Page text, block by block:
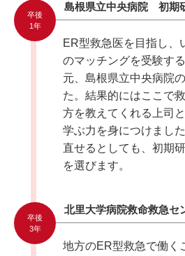
卒後
1年
島根県立中央病院 初期
ER型救急医を目指し、
のマッチングを受験す
元、島根県立中央病院
た。結果的にはここで
方を教えてくれる上司
学ぶ力を身につけまし
直せるとしても、初期
を選びます。
卒後
3年
北里大学病院救命救急
地方のER型救急で働く